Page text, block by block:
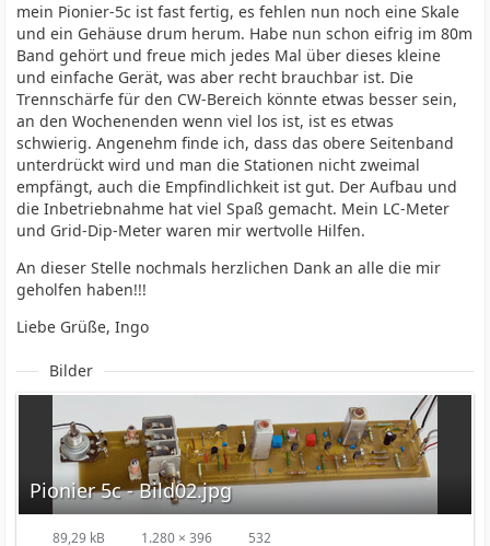
mein Pionier-5c ist fast fertig, es fehlen nun noch eine Skale
und ein Gehäuse drum herum. Habe nun schon eifrig im 80m
Band gehört und freue mich jedes Mal über dieses kleine
und einfache Gerät, was aber recht brauchbar ist. Die
Trennschärfe für den CW-Bereich könnte etwas besser sein,
an den Wochenenden wenn viel los ist, ist es etwas
schwierig. Angenehm finde ich, dass das obere Seitenband
unterdrückt wird und man die Stationen nicht zweimal
empfängt, auch die Empfindlichkeit ist gut. Der Aufbau und
die Inbetriebnahme hat viel Spaß gemacht. Mein LC-Meter
und Grid-Dip-Meter waren mir wertvolle Hilfen.
An dieser Stelle nochmals herzlichen Dank an alle die mir
geholfen haben!!!
Liebe Grüße, Ingo
Bilder
Pionier 5c - Bild02.jpg
89,29 kB 1.280 × 396 532